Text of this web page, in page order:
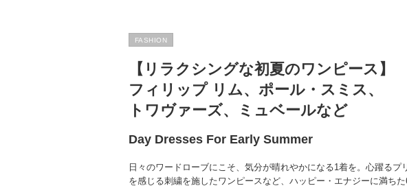
FASHION
【リラクシングな初夏のワンピース】
フィリップ リム、ポール・スミス、
トワヴァーズ、ミュベールなど
Day Dresses For Early Summer
日々のワードローブにこそ、気分が晴れやかになる1着を。心躍るプ
を感じる刺繍を施したワンピースなど、ハッピー・エナジーに満ち